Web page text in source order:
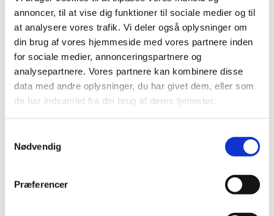
annoncer, til at vise dig funktioner til sociale medier og til
at analysere vores trafik. Vi deler også oplysninger om
din brug af vores hjemmeside med vores partnere inden
for sociale medier, annonceringspartnere og
analysepartnere. Vores partnere kan kombinere disse
data med andre oplysninger, du har givet dem, eller som
de har indsamlet fra din brug af deres tjenester.
Nødvendig
Præferencer
juni (3)
maj (2)
marts (1)
2024 (11)
2023 (7)
2022 (2)
2021 (15)
2020 (32)
2018 (25)
2016 (19)